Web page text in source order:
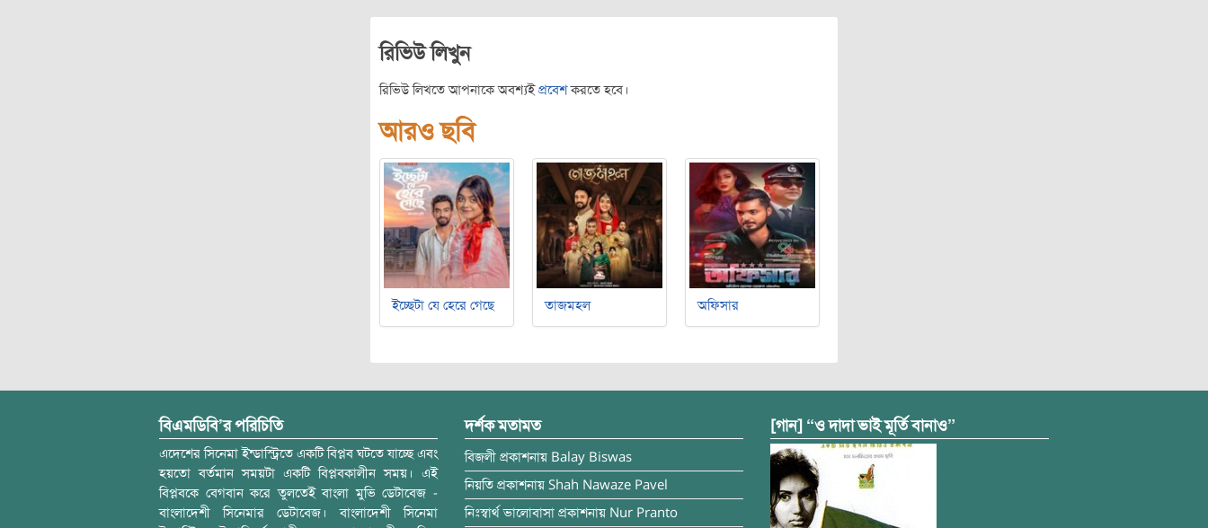
রিভিউ লিখুন
রিভিউ লিখতে আপনাকে অবশ্যইপ্রবেশকরতে হবে।
আরও ছবি
ইচ্ছেটা যে হেরে গেছে তাজমহল অফিসার
বিএমডিবি’র পরিচিতি
এদেশের সিনেমা ইন্ডাস্ট্রিতে একটি বিপ্লব ঘটতে যাচ্ছে এবং
হয়তো বর্তমান সময়টা একটি বিপ্লবকালীন সময়। এই
বিপ্লবকে বেগবান করে তুলতেই বাংলা মুভি ডেটাবেজ -
বাংলাদেশী সিনেমার ডেটাবেজ। বাংলাদেশী সিনেমা
দর্শক মতামত
বিজলী প্রকাশনায় Balay Biswas
নিয়তি প্রকাশনায় Shah Nawaze Pavel
নিঃস্বার্থ ভালোবাসা প্রকাশনায় Nur Pranto
[গান] “ও দাদা ভাই মূর্তি বানাও”